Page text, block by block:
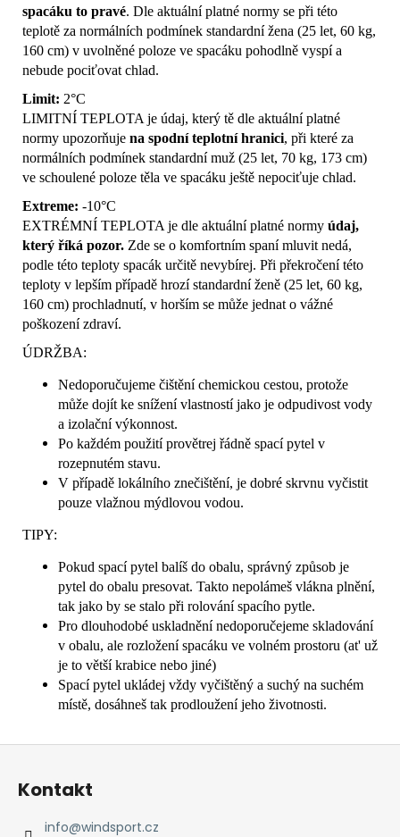
spacáku to pravé. Dle aktuální platné normy se při této
teplotě za normálních podmínek standardní žena (25 let, 60 kg,
160 cm) v uvolněné poloze ve spacáku pohodlně vyspí a
nebude pociťovat chlad.
Limit: 2°C
LIMITNÍ TEPLOTA je údaj, který tě dle aktuální platné
normy upozorňuje na spodní teplotní hranici, při které za
normálních podmínek standardní muž (25 let, 70 kg, 173 cm)
ve schoulené poloze těla ve spacáku ještě nepociťuje chlad.
Extreme: -10°C
EXTRÉMNÍ TEPLOTA je dle aktuální platné normy údaj,
který říká pozor. Zde se o komfortním spaní mluvit nedá,
podle této teploty spacák určitě nevybírej. Při překročení této
teploty v lepším případě hrozí standardní ženě (25 let, 60 kg,
160 cm) prochladnutí, v horším se může jednat o vážné
poškození zdraví.
ÚDRŽBA:
Nedoporučujeme čištění chemickou cestou, protože
může dojít ke snížení vlastností jako je odpudivost vody
a izolační výkonnost.
Po každém použití provětrej řádně spací pytel v
rozepnutém stavu.
V případě lokálního znečištění, je dobré skrvnu vyčistit
pouze vlažnou mýdlovou vodou.
TIPY:
Pokud spací pytel balíš do obalu, správný způsob je
pytel do obalu presovat. Takto nepolámeš vlákna plnění,
tak jako by se stalo při rolování spacího pytle.
Pro dlouhodobé uskladnění nedoporučejeme skladování
v obalu, ale rozložení spacáku ve volném prostoru (at' už
je to větší krabice nebo jiné)
Spací pytel ukládej vždy vyčištěný a suchý na suchém
místě, dosáhneš tak prodloužení jeho životnosti.
Z
Kontakt
info@windsport.cz